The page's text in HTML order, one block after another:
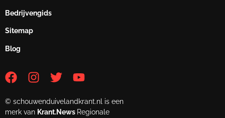
Bedrijvengids
Sitemap
Blog
© schouwenduivelandkrant.nl is een
merk van Krant.News Regionale